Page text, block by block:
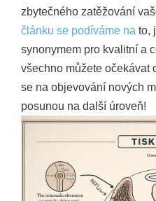
zbytečného zatěžování
článku se podíváme na to,
synonymem pro kvalitní a
všechno můžete očekávat
se na objevování nových
posunou na další úroveň!